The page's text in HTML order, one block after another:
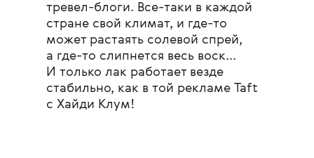
тревел-блоги. Все-таки в каждой
стране свой климат, и где-то
может растаять солевой спрей,
а где-то слипнется весь воск...
И только лак работает везде
стабильно, как в той рекламе Taft
с Хайди Клум!